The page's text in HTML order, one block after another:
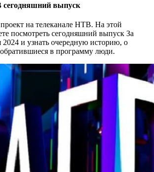
выпуск
на телеканале НТВ. На этой
посмотреть сегодняшний выпуск За
2024 и узнать очередную историю, о
в программу люди.